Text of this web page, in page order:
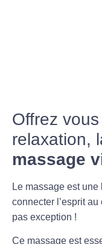
Offrez
relaxation,
massage
Le massage est
connecter l’esprit au
pas exception !
Ce massage est